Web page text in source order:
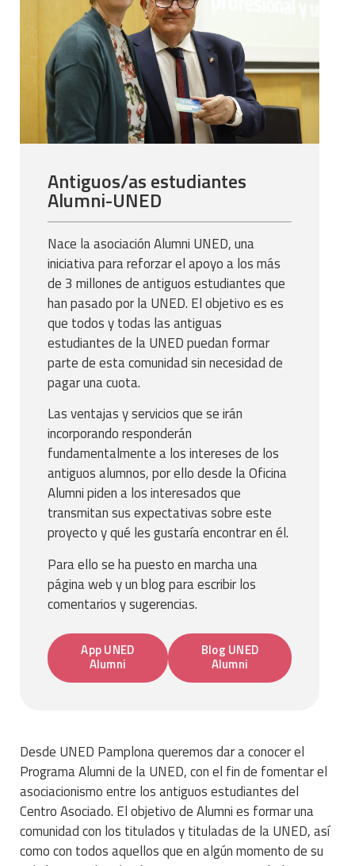
Antiguos/as estudiantes
Alumni-UNED
Nace la asociación Alumni UNED, una
iniciativa para reforzar el apoyo a los más
de 3 millones de antiguos estudiantes que
han pasado por la UNED. El objetivo es es
que todos y todas las antiguas
estudiantes de la UNED puedan formar
parte de esta comunidad sin necesidad de
pagar una cuota.
Las ventajas y servicios que se irán
incorporando responderán
fundamentalmente a los intereses de los
antiguos alumnos, por ello desde la Oficina
Alumni piden a los interesados que
transmitan sus expectativas sobre este
proyecto y qué les gustaría encontrar en él.
Para ello se ha puesto en marcha una
página web y un blog para escribir los
comentarios y sugerencias.
App UNED
Alumni
Blog UNED
Alumni
Desde UNED Pamplona queremos dar a conocer el
Programa Alumni de la UNED, con el fin de fomentar el
asociacionismo entre los antiguos estudiantes del
Centro Asociado. El objetivo de Alumni es formar una
comunidad con los titulados y tituladas de la UNED, así
como con todos aquellos que en algún momento de su